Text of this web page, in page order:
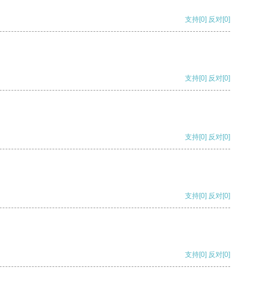
支持[0] 反对[0]
支持[0] 反对[0]
支持[0] 反对[0]
支持[0] 反对[0]
支持[0] 反对[0]